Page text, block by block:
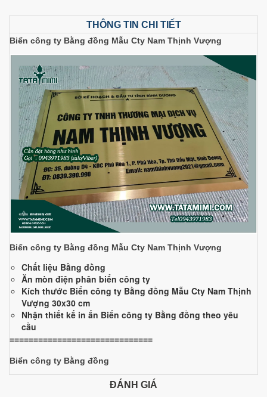
THÔNG TIN CHI TIẾT
Biển công ty Bằng đồng Mẫu Cty Nam Thịnh Vượng
Biển công ty Bằng đồng Mẫu Cty Nam Thịnh Vượng
Chất liệu Bằng đồng
Ăn mòn điện phân biển công ty
Kích thước Biển công ty Bằng đồng Mẫu Cty Nam Thịnh
Vượng 30x30 cm
Nhận thiết kế in ấn Biển công ty Bằng đồng theo yêu
cầu
==============================
Biển công ty Bằng đồng
ĐÁNH GIÁ